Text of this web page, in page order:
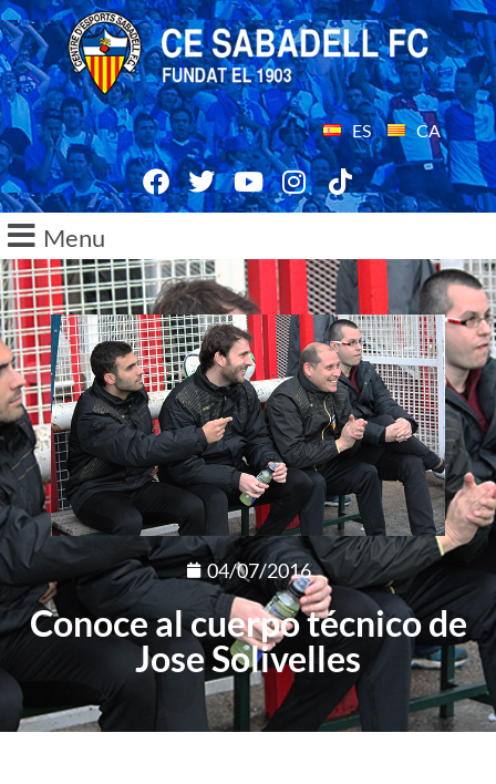
ES CA
Menu
04/07/2016
Conoce al cuerpo técnico de
Jose Solivelles